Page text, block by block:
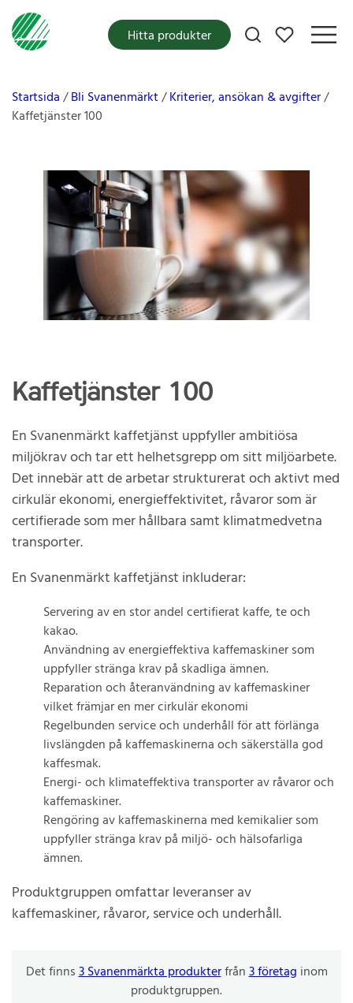
Mina favoriter
Hitta produkter
Startsida Bli Svanenmärkt Kriterier, ansökan & avgifter
Kaffetjänster 100
Kaffetjänster 100
En Svanenmärkt kaffetjänst uppfyller ambitiösa
miljökrav och tar ett helhetsgrepp om sitt miljöarbete.
Det innebär att de arbetar strukturerat och aktivt med
cirkulär ekonomi, energieffektivitet, råvaror som är
certifierade som mer hållbara samt klimatmedvetna
transporter.
En Svanenmärkt kaffetjänst inkluderar:
Servering av en stor andel certifierat kaffe, te och
kakao.
Användning av energieffektiva kaffemaskiner som
uppfyller stränga krav på skadliga ämnen.
Reparation och återanvändning av kaffemaskiner
vilket främjar en mer cirkulär ekonomi
Regelbunden service och underhåll för att förlänga
livslängden på kaffemaskinerna och säkerställa god
kaffesmak.
Energi- och klimateffektiva transporter av råvaror och
kaffemaskiner.
Rengöring av kaffemaskinerna med kemikalier som
uppfyller stränga krav på miljö- och hälsofarliga
ämnen.
Produktgruppen omfattar leveranser av
kaffemaskiner, råvaror, service och underhåll.
Det finns3 Svanenmärkta produkterfrån3 företag inom
produktgruppen.